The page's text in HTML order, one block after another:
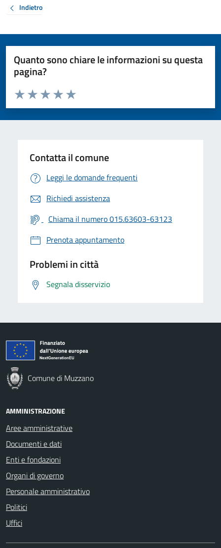
Indietro
Quanto sono chiare le informazioni su questa
pagina?
Valuta da 1 a 5 stelle la pagina
Valuta 5 stelle su 5
Valuta 4 stelle su 5
Valuta 3 stelle su 5
Valuta 2 stelle su 5
Valuta 1 stelle su 5
Contatta il comune
Leggi le domande frequenti
Richiedi assistenza
Chiama il numero 015.63603-63123
Prenota appuntamento
Problemi in città
Segnala disservizio
Comune di Muzzano
AMMINISTRAZIONE
Aree amministrative
Documenti e dati
Enti e fondazioni
Organi di governo
Personale amministrativo
Politici
Uffici